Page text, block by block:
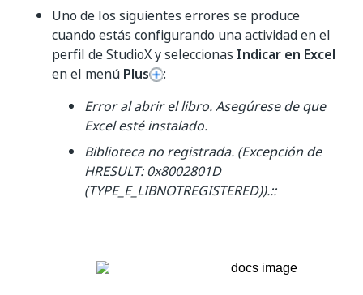
Uno de los siguientes errores se produce
cuando estás configurando una actividad en el
perfil de StudioX y seleccionas Indicar en Excel
en el menú Plus
:
Error al abrir el libro. Asegúrese de que
Excel esté instalado.
Biblioteca no registrada. (Excepción de
HRESULT: 0x8002801D
(TYPE_E_LIBNOTREGISTERED)).::